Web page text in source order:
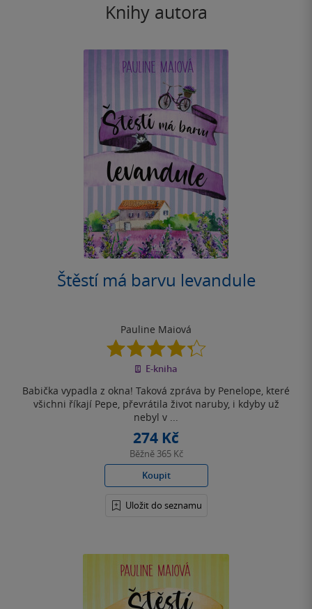
Knihy autora
Štěstí má barvu levandule
Pauline Maiová
4.3
z
5
E-kniha
Babička vypadla z okna! Taková zpráva by Penelope, které
všichni říkají Pepe, převrátila život naruby, i kdyby už
nebyl v ...
274 Kč
Běžně 365 Kč
Koupit
Uložit do seznamu